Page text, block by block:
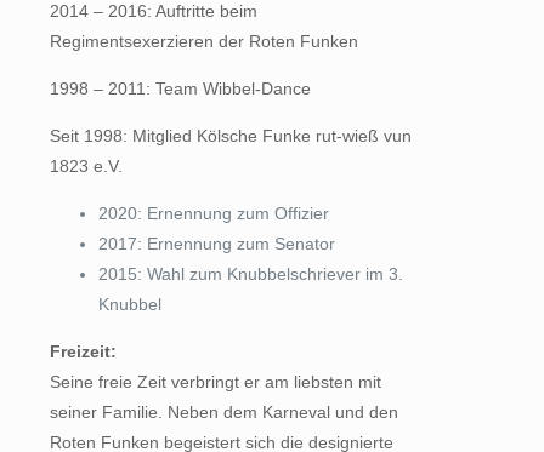
2014 – 2016: Auftritte beim
Regimentsexerzieren der Roten Funken
1998 – 2011: Team Wibbel-Dance
Seit 1998: Mitglied Kölsche Funke rut-wieß vun
1823 e.V.
2020: Ernennung zum Offizier
2017: Ernennung zum Senator
2015: Wahl zum Knubbelschriever im 3.
Knubbel
Freizeit:
Seine freie Zeit verbringt er am liebsten mit
seiner Familie. Neben dem Karneval und den
Roten Funken begeistert sich die designierte